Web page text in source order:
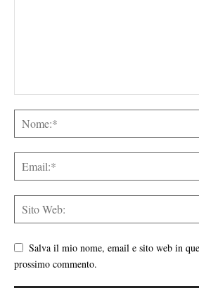
Salva il mio nome, email e sito web in
prossimo commento.